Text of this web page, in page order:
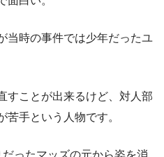
当時の事件では少年だったユ
すことが出来るけど、対人部
手という人物です。
ったマッズの元から姿を消